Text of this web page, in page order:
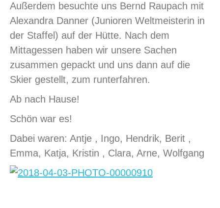
Außerdem besuchte uns Bernd Raupach mit
Alexandra Danner (Junioren Weltmeisterin in
der Staffel) auf der Hütte. Nach dem
Mittagessen haben wir unsere Sachen
zusammen gepackt und uns dann auf die
Skier gestellt, zum runterfahren.
Ab nach Hause!
Schön war es!
Dabei waren: Antje , Ingo, Hendrik, Berit ,
Emma, Katja, Kristin , Clara, Arne, Wolfgang